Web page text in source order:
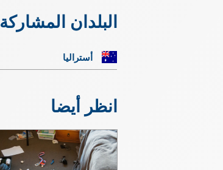
البلدان المشاركة
أستراليا
انظر أيضا